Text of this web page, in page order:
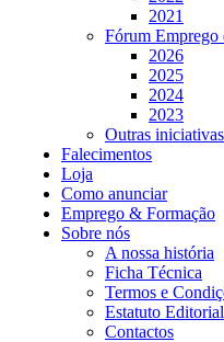
2021
Fórum Emprego
2026
2025
2024
2023
Outras iniciativas
Falecimentos
Loja
Como anunciar
Emprego & Formação
Sobre nós
A nossa história
Ficha Técnica
Termos e
Estatuto Editorial
Contactos